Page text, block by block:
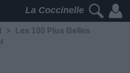
La Coccinelle
>
Les 100 Plus Belles